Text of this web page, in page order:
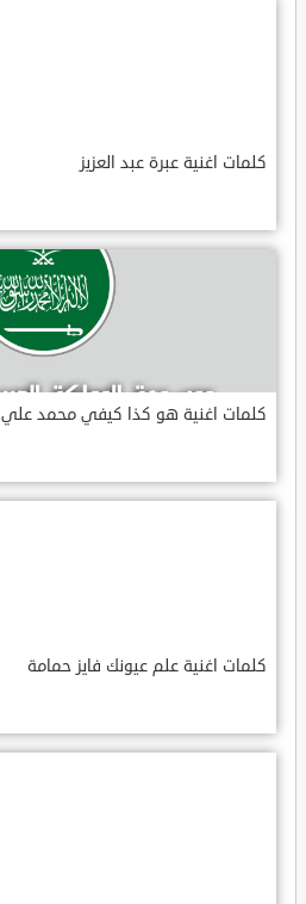
كلمات اغنية عبرة عبد العزيز
كلمات اغنية هو كذا كيفي محمد علي
كلمات اغنية علم عيونك فايز حمامة